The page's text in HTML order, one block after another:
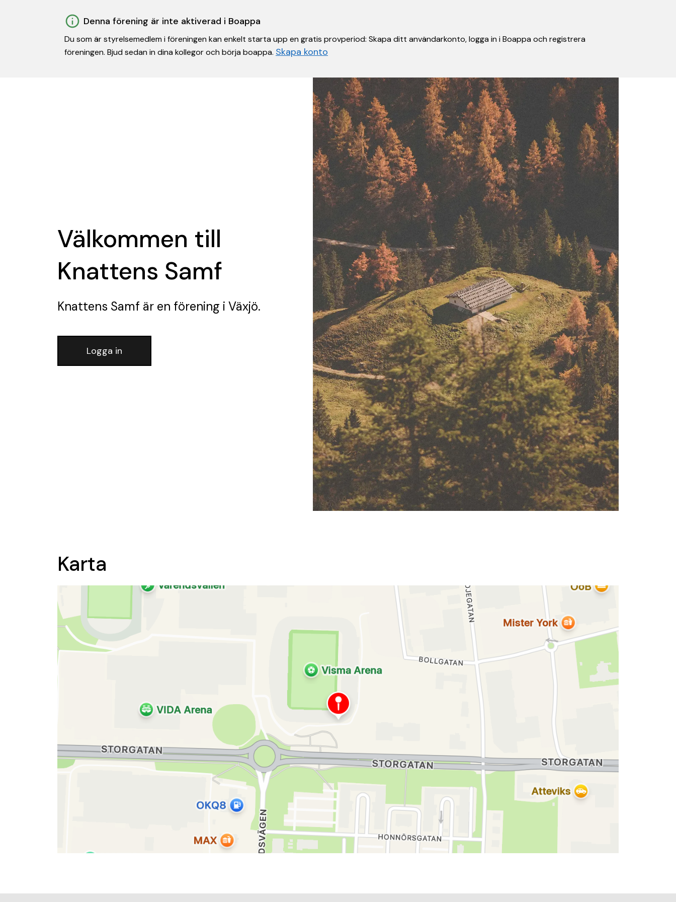
Denna förening är inte aktiverad i Boappa
Du som är styrelsemedlem i föreningen kan enkelt starta upp en gratis provperiod: Skapa ditt användarkonto, logga in i Boappa och registrera
föreningen. Bjud sedan in dina kollegor och börja boappa. Skapa konto
Välkommen till
Knattens Samf
Knattens Samf är en förening i Växjö.
Logga in
Karta